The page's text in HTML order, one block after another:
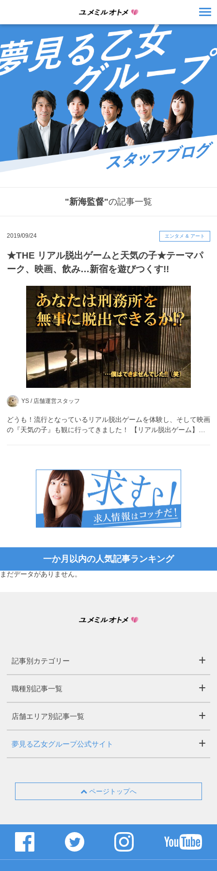
"新海監督"の記事一覧
2019/09/24 エンタメ & アート
★THE リアル脱出ゲームと天気の子★テーマパ
ーク、映画、飲み…新宿を遊びつくす!!
YS / 店舗運営スタッフ
どうも！流行となっているリアル脱出ゲームを体験し、そして映画
の『天気の子』も観に行ってきました！ 【リアル脱出ゲーム】…
一か月以内の人気記事ランキング
まだデータがありません。
記事別カテゴリー
職種別記事一覧
店舗エリア別記事一覧
夢見る乙女グループ公式サイト
ページトップへ